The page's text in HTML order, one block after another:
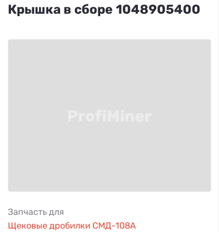
Крышка в сборе 1048905400
Запчасть для
Щековые дробилки СМД-108А